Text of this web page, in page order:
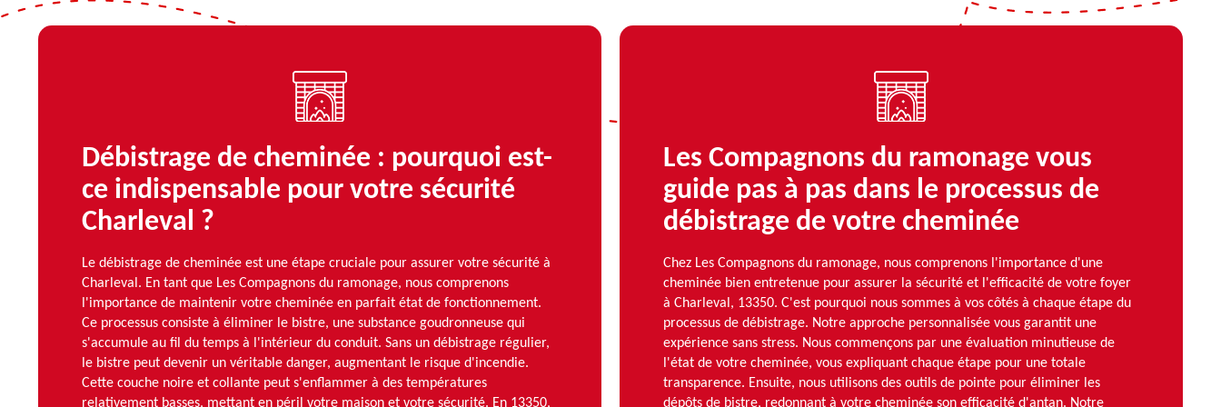
Débistrage de cheminée : pourquoi est-
ce indispensable pour votre sécurité
Charleval ?
Le débistrage de cheminée est une étape cruciale pour assurer votre sécurité à
Charleval. En tant que Les Compagnons du ramonage, nous comprenons
l'importance de maintenir votre cheminée en parfait état de fonctionnement.
Ce processus consiste à éliminer le bistre, une substance goudronneuse qui
s'accumule au fil du temps à l'intérieur du conduit. Sans un débistrage régulier,
le bistre peut devenir un véritable danger, augmentant le risque d'incendie.
Cette couche noire et collante peut s'enflammer à des températures
relativement basses, mettant en péril votre maison et votre sécurité. En 13350,
Les Compagnons du ramonage vous
guide pas à pas dans le processus de
débistrage de votre cheminée
Chez Les Compagnons du ramonage, nous comprenons l'importance d'une
cheminée bien entretenue pour assurer la sécurité et l'efficacité de votre foyer
à Charleval, 13350. C'est pourquoi nous sommes à vos côtés à chaque étape du
processus de débistrage. Notre approche personnalisée vous garantit une
expérience sans stress. Nous commençons par une évaluation minutieuse de
l'état de votre cheminée, vous expliquant chaque étape pour une totale
transparence. Ensuite, nous utilisons des outils de pointe pour éliminer les
dépôts de bistre, redonnant à votre cheminée son efficacité d'antan. Notre